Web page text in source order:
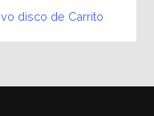
disco de Carrito